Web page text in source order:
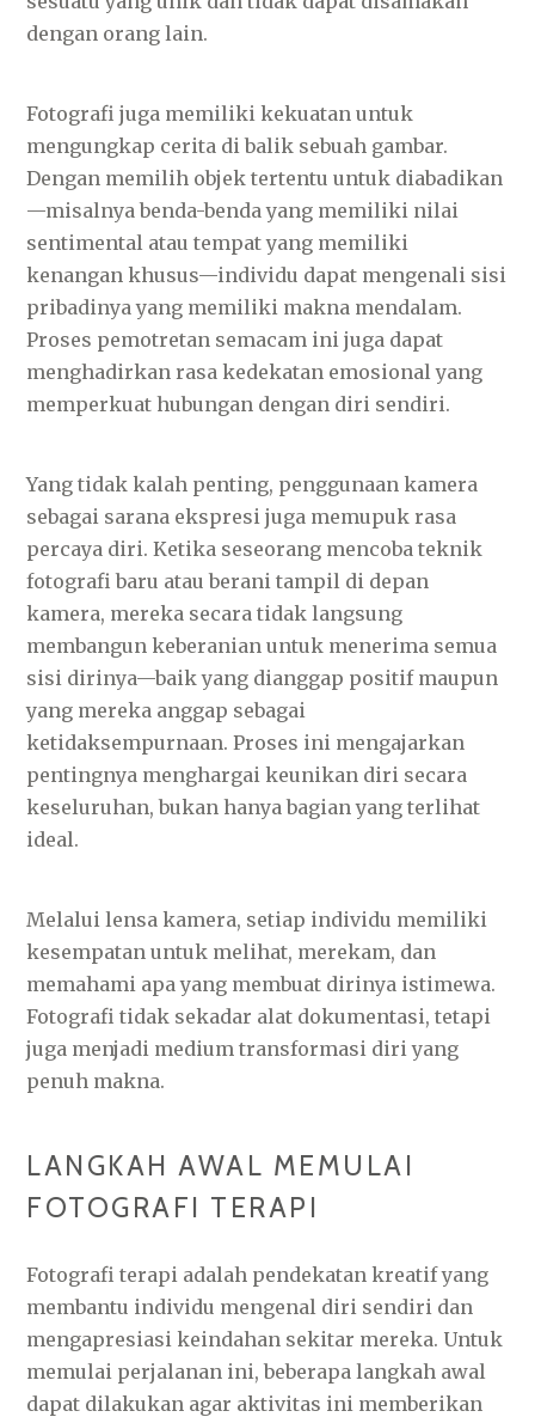
dengan orang lain.
Fotografi juga memiliki kekuatan untuk
mengungkap cerita di balik sebuah gambar.
Dengan memilih objek tertentu untuk diabadikan
—misalnya benda-benda yang memiliki nilai
sentimental atau tempat yang memiliki
kenangan khusus—individu dapat mengenali sisi
pribadinya yang memiliki makna mendalam.
Proses pemotretan semacam ini juga dapat
menghadirkan rasa kedekatan emosional yang
memperkuat hubungan dengan diri sendiri.
Yang tidak kalah penting, penggunaan kamera
sebagai sarana ekspresi juga memupuk rasa
percaya diri. Ketika seseorang mencoba teknik
fotografi baru atau berani tampil di depan
kamera, mereka secara tidak langsung
membangun keberanian untuk menerima semua
sisi dirinya—baik yang dianggap positif maupun
yang mereka anggap sebagai
ketidaksempurnaan. Proses ini mengajarkan
pentingnya menghargai keunikan diri secara
keseluruhan, bukan hanya bagian yang terlihat
ideal.
Melalui lensa kamera, setiap individu memiliki
kesempatan untuk melihat, merekam, dan
memahami apa yang membuat dirinya istimewa.
Fotografi tidak sekadar alat dokumentasi, tetapi
juga menjadi medium transformasi diri yang
penuh makna.
LANGKAH AWAL MEMULAI
FOTOGRAFI TERAPI
Fotografi terapi adalah pendekatan kreatif yang
membantu individu mengenal diri sendiri dan
mengapresiasi keindahan sekitar mereka. Untuk
memulai perjalanan ini, beberapa langkah awal
dapat dilakukan agar aktivitas ini memberikan